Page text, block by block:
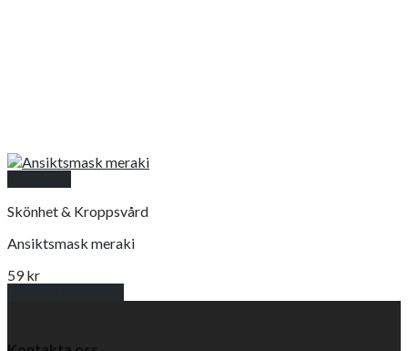
Skönhet & Kroppsvård
Ansiktsmask meraki
59kr